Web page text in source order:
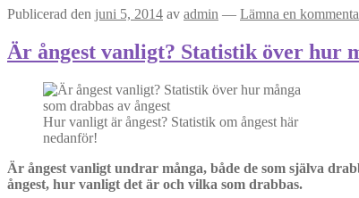
Publicerad den juni 5, 2014 av admin — Lämna en
Är ångest vanligt? Statistik över hur
Hur vanligt är ångest? Statistik om ångest här
nedanför!
Är ångest vanligt undrar många, både de som själva
ångest, hur vanligt det är och vilka som drabbas.